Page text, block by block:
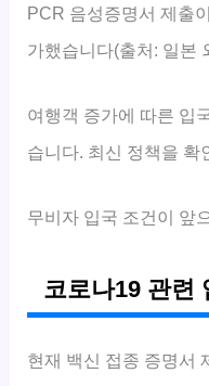
PCR 음성증명서 제출
가했습니다(출처: 일본
여행객 증가에 따른 입
습니다. 최신 정책을 확
무비자 입국 조건이 앞
코로나19 관련
현재 백신 접종 증명서